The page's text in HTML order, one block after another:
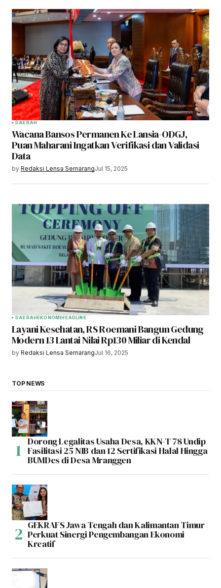
DAERAH
Wacana Bansos Permanen Ke Lansia-ODGJ,
Puan Maharani Ingatkan Verifikasi dan Validasi
Data
by Redaksi Lensa SemarangJul 15, 2025
DAERAH EKONOMI HEADLINE
Layani Kesehatan, RS Roemani Bangun Gedung
Modern 13 Lantai Nilai Rp130 Miliar di Kendal
by Redaksi Lensa SemarangJul 16, 2025
TOP NEWS
Dorong Legalitas Usaha Desa, KKN-T 78 Undip
Fasilitasi 25 NIB dan 12 Sertifikasi Halal Hingga
BUMDes di Desa Mranggen
GEKRAFS Jawa Tengah dan Kalimantan Timur
Perkuat Sinergi Pengembangan Ekonomi
Kreatif